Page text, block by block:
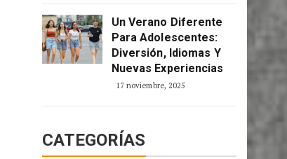
Un Verano Diferente
Para Adolescentes:
Diversión, Idiomas Y
Nuevas Experiencias
17 noviembre, 2025
CATEGORÍAS